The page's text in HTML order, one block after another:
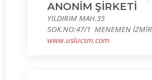
ANONİM ŞİRKETİ
YILDIRIM MAH.35
SOK.NO:47/1 MENEMEN İZMİR
www.uslucsm.com